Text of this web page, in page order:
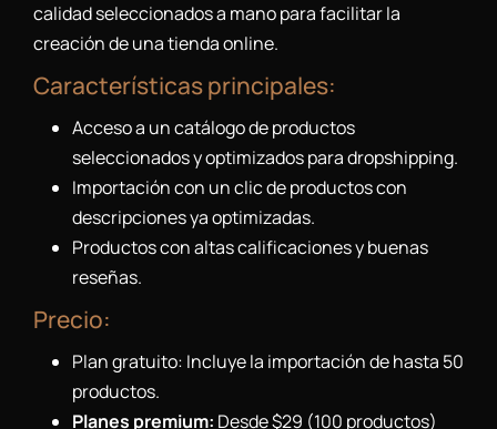
calidad seleccionados a mano para facilitar la
creación de una tienda online.
Características principales:
Acceso a un catálogo de productos
seleccionados y optimizados para dropshipping.
Importación con un clic de productos con
descripciones ya optimizadas.
Productos con altas calificaciones y buenas
reseñas.
Precio:
Plan gratuito: Incluye la importación de hasta 50
productos.
Planes premium: Desde $29 (100 productos)